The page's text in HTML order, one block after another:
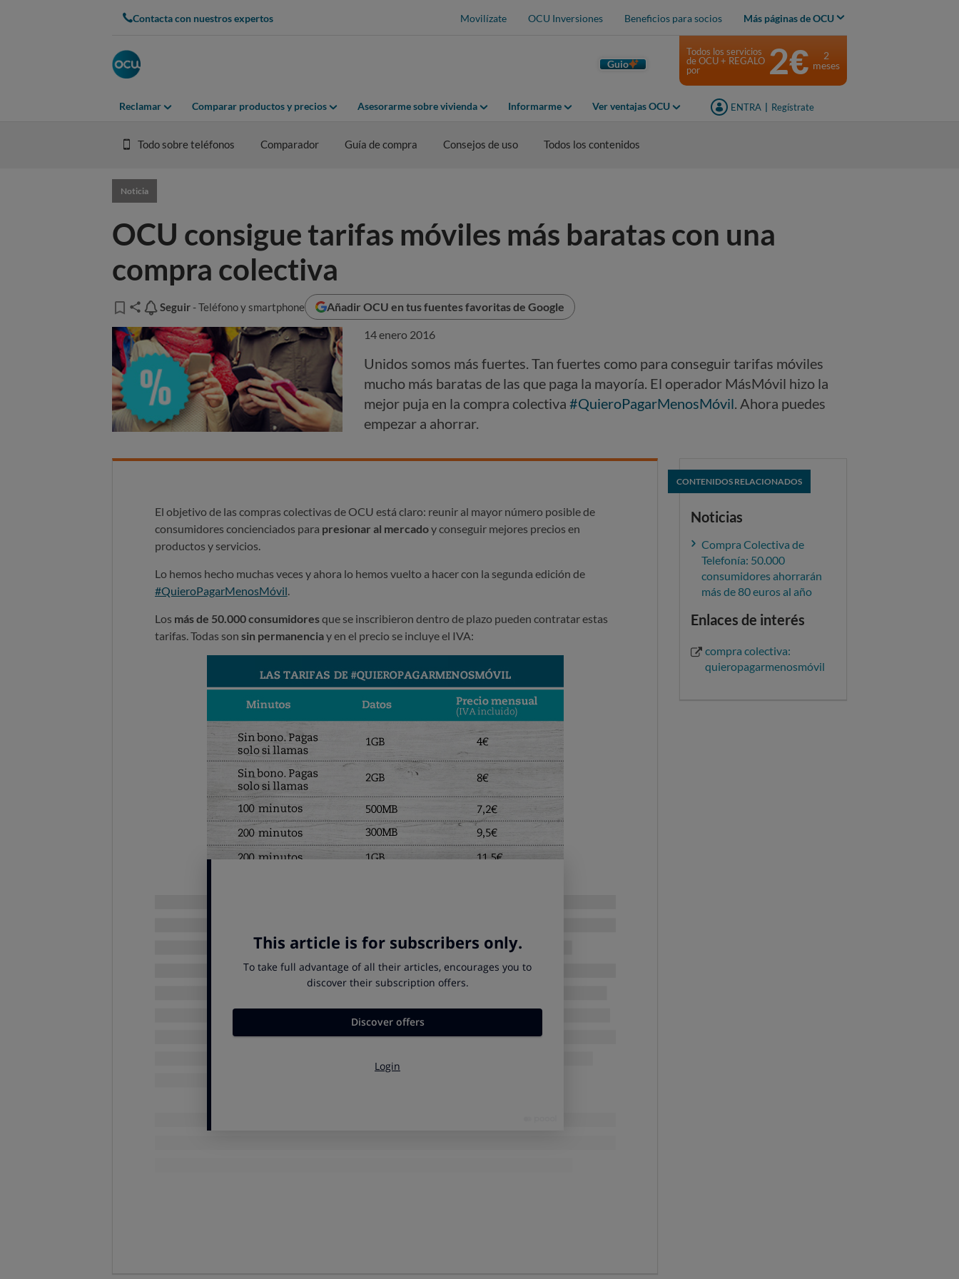
Contacta con nuestros expertos Movilízate OCU Inversiones Beneficios para socios Más páginas de OCU
Guio
Reclamar Comparar productos y precios Asesorarme sobre vivienda Informarme Ver ventajas OCU ENTRA Regístrate
Todos los servicios
de OCU + REGALO
por
2€
2
meses
Todo sobre teléfonos Comparador Guía de compra Consejos de uso Todos los contenidos
Noticia
OCU consigue tarifas móviles más baratas con una
compra colectiva
Seguir
Seguir - Teléfono y smartphone Añadir OCU en tus fuentes favoritas de Google
14 enero 2016
Unidos somos más fuertes. Tan fuertes como para conseguir tarifas móviles
mucho más baratas de las que paga la mayoría. El operador MásMóvil hizo la
mejor puja en la compra colectiva#QuieroPagarMenosMóvil. Ahora puedes
empezar a ahorrar.
El objetivo de las compras colectivas de OCU está claro: reunir al mayor número posible de
consumidores concienciados para presionar al mercadoy conseguir mejores precios en
productos y servicios.
Lo hemos hecho muchas veces y ahora lo hemos vuelto a hacer con la segunda edición de
#QuieroPagarMenosMóvil
Los más de 50.000 consumidoresque se inscribieron dentro de plazo pueden contratar estas
tarifas. Todas son sin permanenciay en el precio se incluye el IVA:
Cómo contratar estas tarifas
Si te inscribiste dentro de plazo en la compra colectiva, te habrá llegado un mail con
CONTENIDOS RELACIONADOS
Noticias
Compra Colectiva de
Telefonía: 50.000
consumidores ahorrarán
más de 80 euros al año
Enlaces de interés
compra colectiva:
quieropagarmenosmóvil